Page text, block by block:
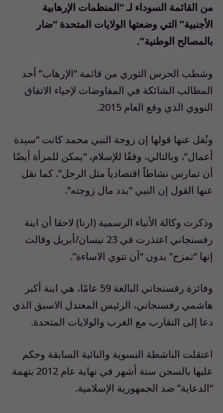
من القائمة السوداء لـ “المنظمات الإرهابية
الأجنبية” التي وضعتها الولايات المتحدة “ضار
بالمصالح الوطنية”.
وشطب الحرس الثوري من قائمة “الإرهاب” أحد
المطالب الشائكة في المفاوضات لإحياء الاتفاق
النووي الذي وقع العام 2015.
ونُقل عنها قولها إن زوجة النبي محمد كانت “سيدة
أعمال”، وبالتالي، وفقًا للإسلام، “يمكن للمرأة أيضًا
أن تمارس نشاطاً اقتصادياَ مثل الرجل”. كما نقل
عنها القول إن النبي “بدد مال زوجته”.
وذكرت وكالة الأنباء الرسمية (ارنا) لاحقا أن ابنة
رفسنجاني اعتذرت في 23 نيسان/أبريل وقالت
إنها “تمزح” بدون “أن تنوي الاساءة”.
وفائزة رفسنجاني البالغة 59 عامًا، هي ابنة أكبر
هاشمي رفسنجاني، الرئيس المعتدل الاسبق الذي
دعا إلى التقارب مع الغرب والولايات المتحدة.
اعتقلت الناشطة النسوية والنائبة السابقة وحكم
عليها بالسجن ستة أشهر في نهاية عام 2012 بتهمة
“الدعاية” ضد الجمهورية الإسلامية.